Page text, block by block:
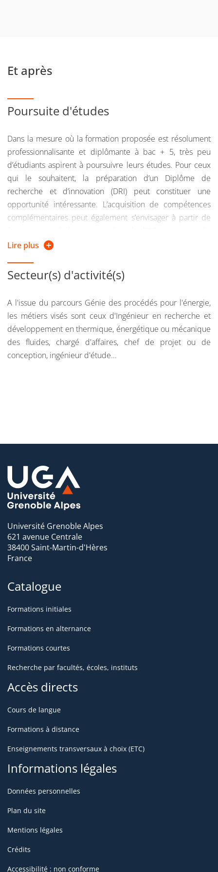
Et après
Poursuite d'études
Dans la mesure où la formation proposée est résolument
professionnalisante et diplômante à bac + 5, très peu
d’étudiants aspirent à poursuivre leurs études. Pour ceux
qui le souhaitent, la préparation d’un Diplôme de
recherche et d’innovation (DRI) peut constituer une
opportunité intéressante. L’acquisition de compétences
complémentaires peut également s’envisager à partir de
mastères en mécanique ou aéronautique, Institut Français
effectué leur stage de fin de parcours en laboratoire, la
continuation en thèse est tout à fait possible, notamment
Air Liquide ou Total).
Lire plus
Secteur(s) d'activité(s)
A l'issue du parcours Génie des procédés pour l'énergie,
les métiers visés sont ceux d'Ingénieur en recherche et
développement en thermique, énergétique ou mécanique
des fluides, chargé d'affaires, chef de projet ou de
conception, ingénieur d'étude...
Université Grenoble Alpes
621 avenue Centrale
38400 Saint-Martin-d'Hères
France
Catalogue
Formations initiales
Formations en alternance
Formations courtes
Recherche par facultés, écoles, instituts
Accès directs
Cours de langue
Formations à distance
Enseignements transversaux à choix (ETC)
Informations légales
Données personnelles
Plan du site
Mentions légales
Crédits
Accessibilité : non conforme